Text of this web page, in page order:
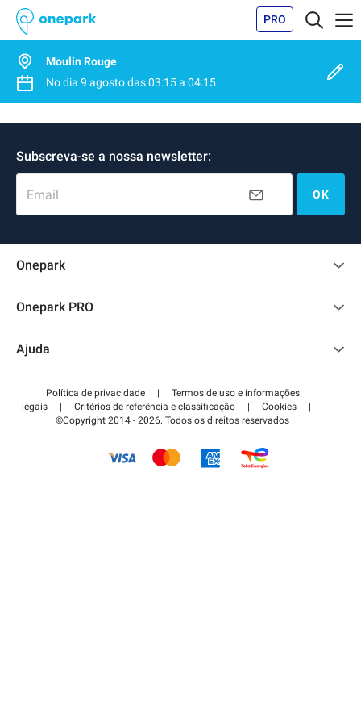
PRO
Moulin Rouge
No dia 9 agostodas03:15a 04:15
Subscreva-se a nossa newsletter:
Email OK
Onepark
Onepark PRO
Torne-se um membro
Ajuda
Centro de apoio
Como é que funciona?
Pagar o estacionamento FLOW
Política de privacidade |
Termos de uso e informações
legais
| Critérios de referência e classificação | Cookies
|
©Copyright 2014 - 2026. Todos os direitos reservados